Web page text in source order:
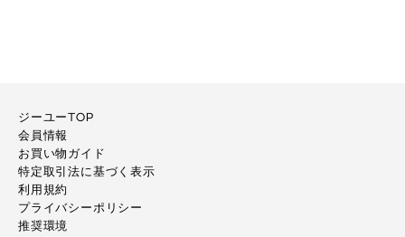
ジーユーTOP
会員情報
お買い物ガイド
特定取引法に基づく表示
利用規約
プライバシーポリシー
推奨環境